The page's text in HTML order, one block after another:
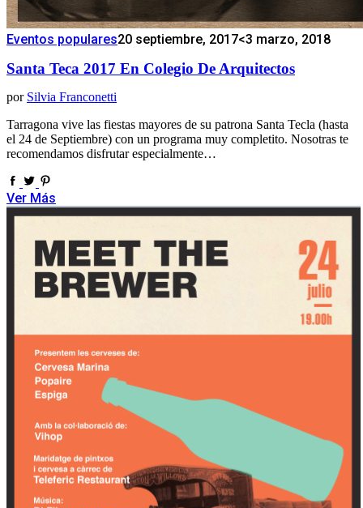
Eventos populares20 septiembre, 2017<3 marzo, 2018
Santa Teca 2017 En Colegio De Arquitectos
por Silvia Franconetti
Tarragona vive las fiestas mayores de su patrona Santa Tecla (hasta
el 24 de Septiembre) con un programa muy completito. Nosotras te
recomendamos disfrutar especialmente…
Ver Más